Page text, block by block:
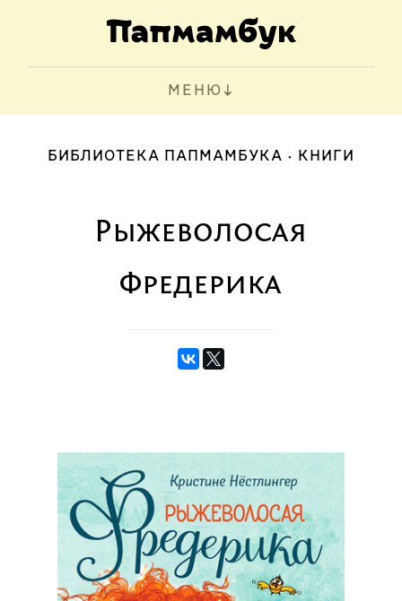
МЕНЮ
БИБЛИОТЕКА ПАПМАМБУКА КНИГИ
Рыжеволосая
Фредерика